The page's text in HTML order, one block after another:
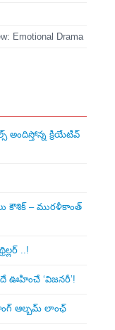
Emotional Drama
అందిస్తోన్న క్రియేటివ్
కౌశిక్ – మురళీకాంత్
..!
ఊహించే ‘విజనరీ’!
ఆల్బమ్ లాంఛ్